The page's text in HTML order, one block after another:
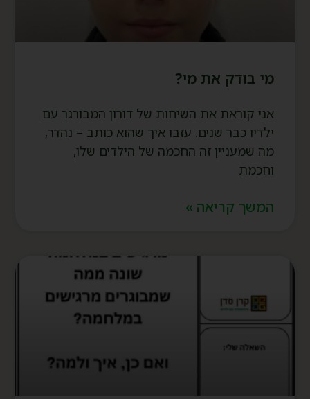
מי בודק את מי?
אני קוראת את השיחות של דורון המבורגר עם
ילדיו כבר שנים. עזבו איך שהוא כותב – נהדר,
מה שמעניין זה החכמה של הילדים שלו,
וחכמת
המשך קריאה »